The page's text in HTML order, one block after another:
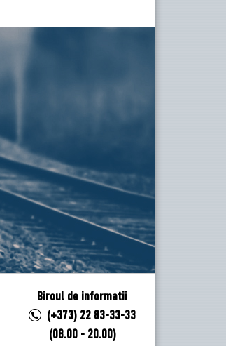
Biroul de informatii
(+373) 22 83-33-33
(08.00 - 20.00)